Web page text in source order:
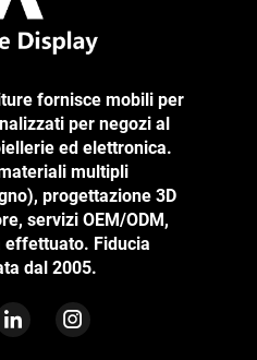
fornisce mobili per
per negozi al
ed elettronica.
multipli
progettazione 3D
servizi OEM/ODM,
Fiducia
dal 2005.